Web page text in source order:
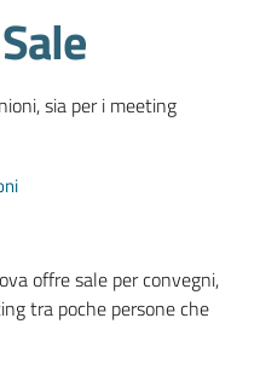
sia per i meeting
offre sale per convegni,
tra poche persone che